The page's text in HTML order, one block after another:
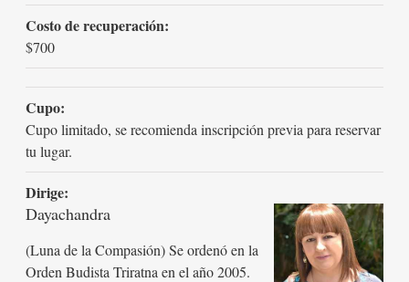
Costo de recuperación:
$700
Cupo:
Cupo limitado, se recomienda inscripción previa para reservar
tu lugar.
Dirige:
Dayachandra
(Luna de la Compasión) Se ordenó en la
Orden Budista Triratna en el año 2005.